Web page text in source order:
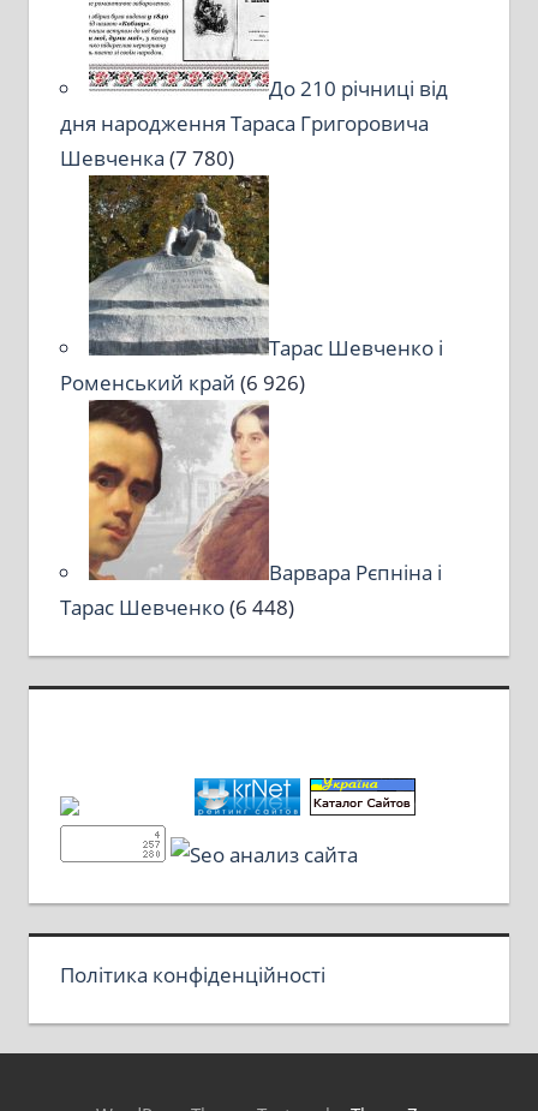
До 210 річниці від
дня народження Тараса Григоровича
Шевченка (7 780)
Тарас Шевченко і
Роменський край (6 926)
Варвара Рєпніна і
Тарас Шевченко(6 448)
Політика конфіденційності